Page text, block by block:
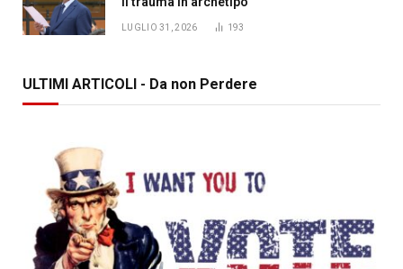
LUGLIO 31, 2026 193
ULTIMI ARTICOLI - Da non Perdere